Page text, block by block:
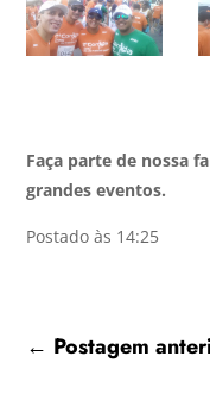
Faça parte de nossa
grandes eventos.
Postado às 14:25
← Postagem